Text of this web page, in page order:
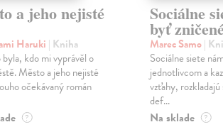
a jeho nejisté
Haruki | Kniha
byla, kdo mi vyprávěl o
Město a jeho nejisté
očekávaný román
?
Sociálne
byť zničené
Marec Samo|
Sociálne siete
jednotlivcom a
vzťahy,
def...
Na sklade ?